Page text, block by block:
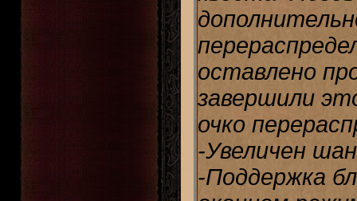
оставлено
завершили
очко
-Увеличен
-Поддержка